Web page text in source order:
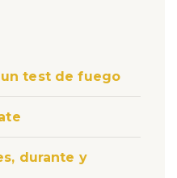
test de fuego
durante y